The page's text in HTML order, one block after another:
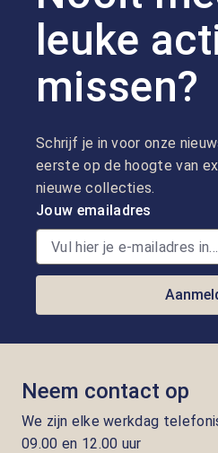
leuke
missen?
Schrijf je in voor onze
eerste op de hoogte van
nieuwe collecties.
Jouw emailadres
Neem contact op
We zijn elke werkdag
09.00 en 12.00 uur